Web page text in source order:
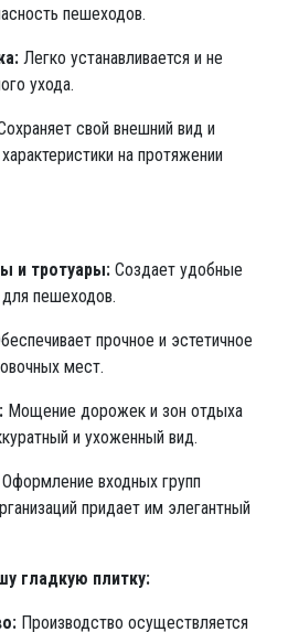
пешеходов.
Легко устанавливается и не
ухода.
свой внешний вид и
на протяжении
и тротуары: Создает удобные
пешеходов.
прочное и эстетичное
мест.
Мощение дорожек и зон отдыха
и ухоженный вид.
Оформление входных групп
придает им элегантный
гладкую плитку:
Производство осуществляется